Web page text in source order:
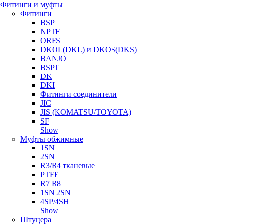
Фитинги и муфты
Фитинги
BSP
NPTF
ORFS
DKOL(DKL) и DKOS(DKS)
BANJO
BSPT
DK
DKI
Фитинги соединители
JIC
JIS (KOMATSU/TOYOTA)
SF
Show
Муфты обжимные
1SN
2SN
R3/R4 тканевые
PTFE
R7 R8
1SN 2SN
4SP/4SH
Show
Штуцера